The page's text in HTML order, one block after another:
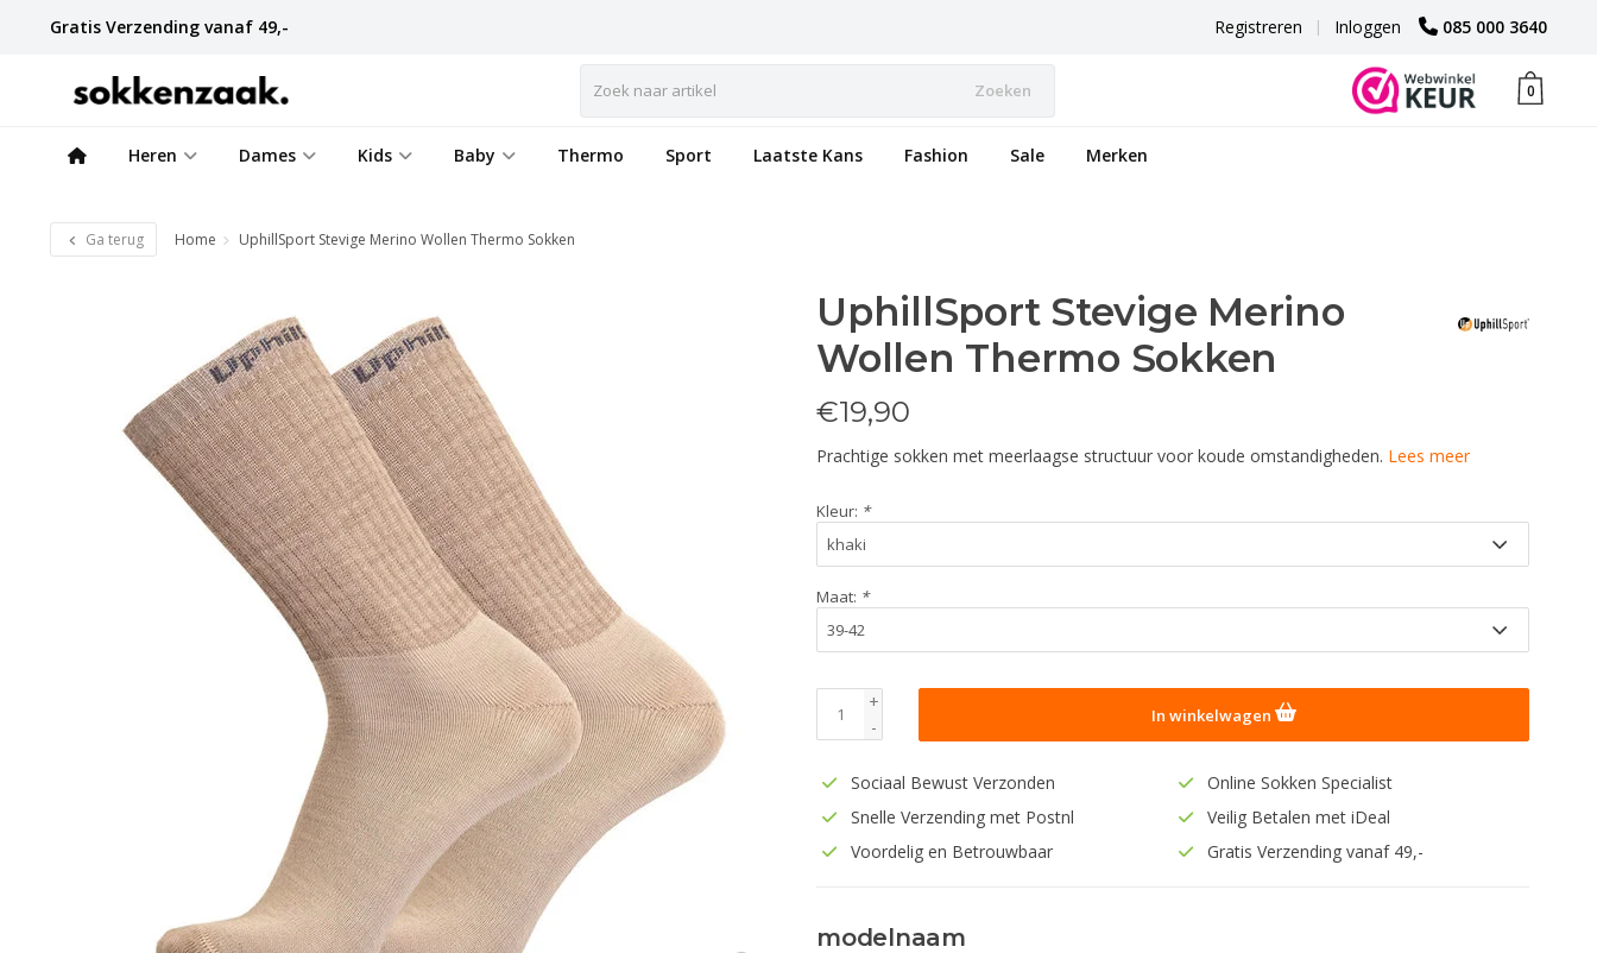
Gratis Verzending vanaf 49,- 085 000 3640
Inloggen
|
Registreren
Zoeken 0
Heren Dames Kids Baby Thermo Sport Laatste Kans Fashion Sale Merken
Ga terug Home UphillSport Stevige Merino Wollen Thermo Sokken
UphillSport Stevige Merino
Wollen Thermo Sokken
€19,90
Prachtige sokken met meerlaagse structuur voor koude omstandigheden. Lees meer
Kleur: *
Maat: *
+
-
In winkelwagen
Sociaal Bewust Verzonden
Online Sokken Specialist
Snelle Verzending met Postnl
Veilig Betalen met iDeal
Voordelig en Betrouwbaar
Gratis Verzending vanaf 49,-
modelnaam